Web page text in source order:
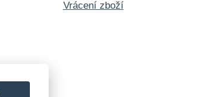
Vrácení zboží